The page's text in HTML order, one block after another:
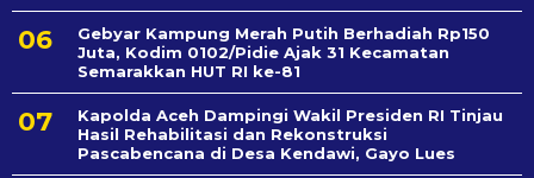
Gebyar Kampung Merah Putih Berhadiah Rp150
Juta, Kodim 0102/Pidie Ajak 31 Kecamatan
Semarakkan HUT RI ke-81
Kapolda Aceh Dampingi Wakil Presiden RI Tinjau
Hasil Rehabilitasi dan Rekonstruksi
Pascabencana di Desa Kendawi, Gayo Lues